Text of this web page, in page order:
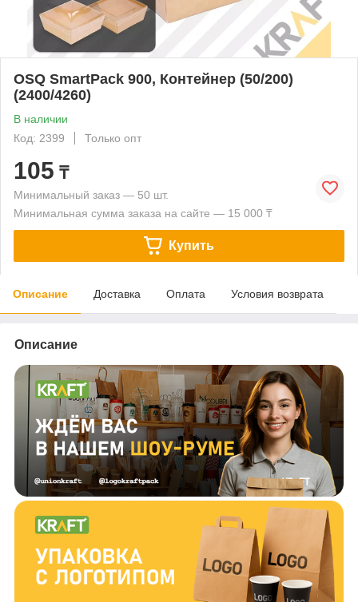
OSQ SmartPack 900, Контейнер (50/200)
(2400/4260)
В наличии
Код: 2399
Только опт
105 ₸
Минимальный заказ — 50 шт.
Минимальная сумма заказа на сайте — 15 000 ₸
Купить
Описание Доставка Оплата Условия возврата
Описание